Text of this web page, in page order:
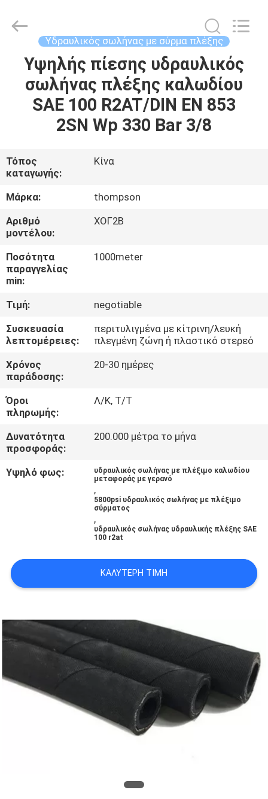
ΣΠΊΤΙ
ΠΡΟΪΌΝΤΑ
ΕΜΕΊΣ
ΓΎΡΟΣ
ΕΡΓΟΣΤΑΣΊΩΝ
ΠΟΙΟΤΙΚΌΣ
ΈΛΕΓΧΟΣ
ΜΑΣ
ΕΛΆΤΕ
ΣΕ
ΕΠΑΦΉ
ΜΕ
ΕΙΔΉΣΕΙΣ
ΖΗΤΉΣΤΕ
ΑΠΌΣΠΑΣΜΑ
PRIVACY
Developed
Υδραυλικός σωλήνας με σύρμα πλέξης
Υψηλής πίεσης υδραυλικός
σωλήνας πλέξης καλωδίου
SAE 100 R2AT/DIN EN 853
2SN Wp 330 Bar 3/8
Τόπος
καταγωγής:
Κίνα
Μάρκα:
thompson
Αριθμό
μοντέλου:
ΧΟΓ2Β
Ποσότητα
παραγγελίας
min:
1000meter
Τιμή:
negotiable
Συσκευασία
λεπτομέρειες:
περιτυλιγμένα με κίτρινη/λευκή
πλεγμένη ζώνη ή πλαστικό στερεό
Χρόνος
παράδοσης:
20-30 ημέρες
Όροι
πληρωμής:
Λ/Κ, Τ/Τ
Δυνατότητα
προσφοράς:
200.000 μέτρα το μήνα
Υψηλό φως:
υδραυλικός σωλήνας με πλέξιμο καλωδίου
μεταφοράς με γερανό
,
5800psi υδραυλικός σωλήνας με πλέξιμο
σύρματος
,
υδραυλικός σωλήνας υδραυλικής πλέξης SAE
100 r2at
ΚΑΛΎΤΕΡΗ ΤΙΜΉ